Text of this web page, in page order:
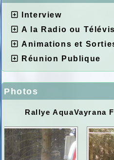
Interview
A la Radio ou
Animations et
Réunion Publique
Photos
Rallye AquaVayrana